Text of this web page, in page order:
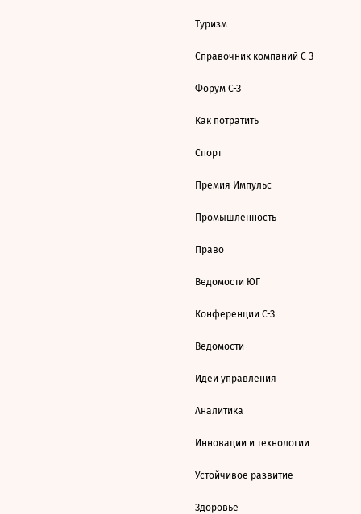
Туризм
Справочник компаний С-З
Форум С-З
Как потратить
Спорт
Премия Импульс
Промышленность
Право
Ведомости ЮГ
Конференции С-З
Ведомости
Идеи управления
Аналитика
Инновации и технологии
Устойчивое развитие
Здоровье